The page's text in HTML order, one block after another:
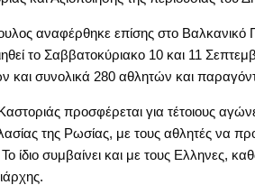
αναφέρθηκε επίσης στο
το Σαββατοκύριακο 10 και 11
και συνολικά 280 αθλητών και
προσφέρεται για τέτοιους
της Ρωσίας, με τους αθλητές να
ίδιο συμβαίνει και με τους Ελληνες,